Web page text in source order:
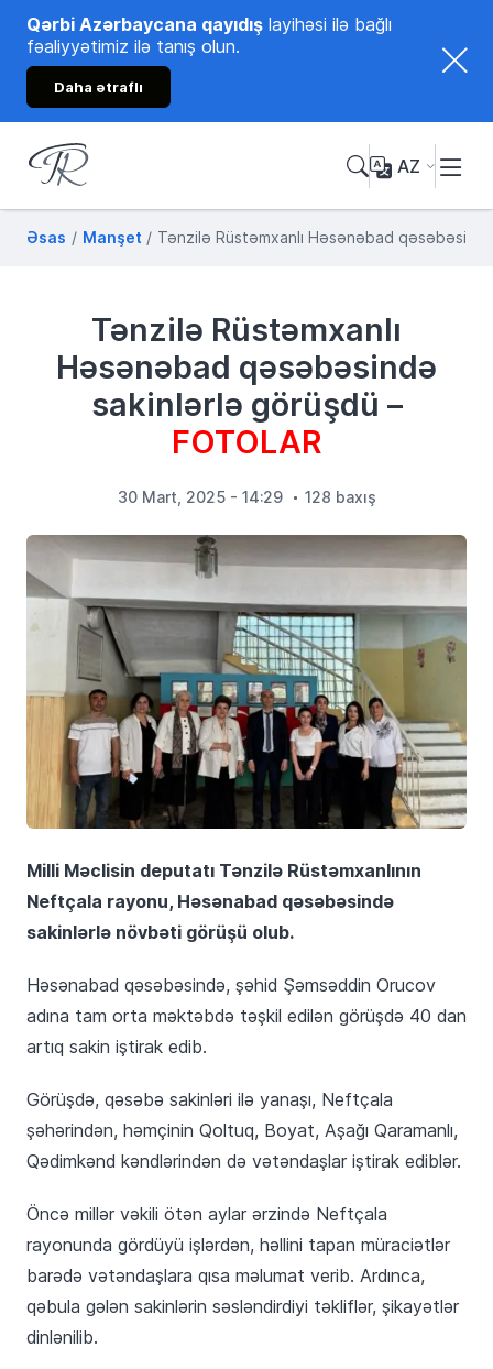
Qərbi Azərbaycana qayıdış layihəsi ilə bağlı
fəaliyyətimiz ilə tanış olun.
Daha ətraflı
Tənzilə Rüstəmxanlı
AZ
Əsas Manşet Tənzilə Rüstəmxanlı Həsənəbad
Tənzilə Rüstəmxanlı
Həsənəbad qəsəbəsində
sakinlərlə görüşdü –
FOTOLAR
30 Mart, 2025 - 14:29 128 baxış
Milli Məclisin deputatı Tənzilə Rüstəmxanlının
Neftçala rayonu, Həsənabad qəsəbəsində
sakinlərlə növbəti görüşü olub.
Həsənabad qəsəbəsində, şəhid Şəmsəddin Orucov
adına tam orta məktəbdə təşkil edilən görüşdə 40 dan
artıq sakin iştirak edib.
Görüşdə, qəsəbə sakinləri ilə yanaşı, Neftçala
şəhərindən, həmçinin Qoltuq, Boyat, Aşağı Qaramanlı,
Qədimkənd kəndlərindən də vətəndaşlar iştirak ediblər.
Öncə millər vəkili ötən aylar ərzində Neftçala
rayonunda gördüyü işlərdən, həllini tapan müraciətlər
barədə vətəndaşlara qısa məlumat verib. Ardınca,
qəbula gələn sakinlərin səsləndirdiyi təkliflər, şikayətlər
dinlənilib.